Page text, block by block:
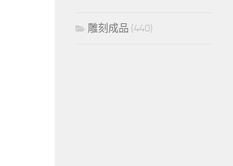
雕刻成品 (440)